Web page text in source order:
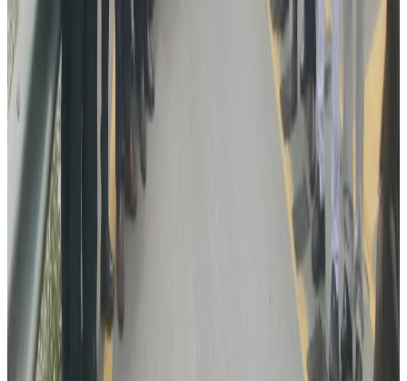
यस वेवसाइटमा प्रकाशित समाचार, विचार र लेखबारे तपाईंको कुनै
प्रतिक्रिया, गुनासो, सुझाव र सल्लाह छन् भने कृपया हामीलाई निम्न ईमेलमा
पठाउनुहोला । तपाईंको सहयोगले हामीलाई निष्पक्ष र तटस्थ पत्रकारिता गर्न
टेवा पुग्नेछ । सम्पर्क इमेल :
info@nepaltube.com.au
शेयर:
प्रतिक्रिया दिनुहोस
टिप्पणीहरू लोड हुँदैछ…
सम्बन्धित समाचार